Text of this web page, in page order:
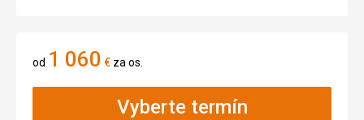
od 1 060 € za os.
Vyberte termín